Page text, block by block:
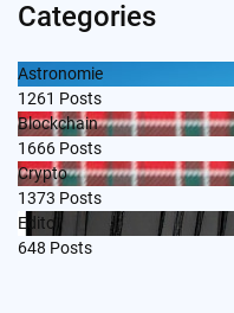
Categories
Astronomie
1261 Posts
Blockchain
1666 Posts
Crypto
1373 Posts
Edito
648 Posts